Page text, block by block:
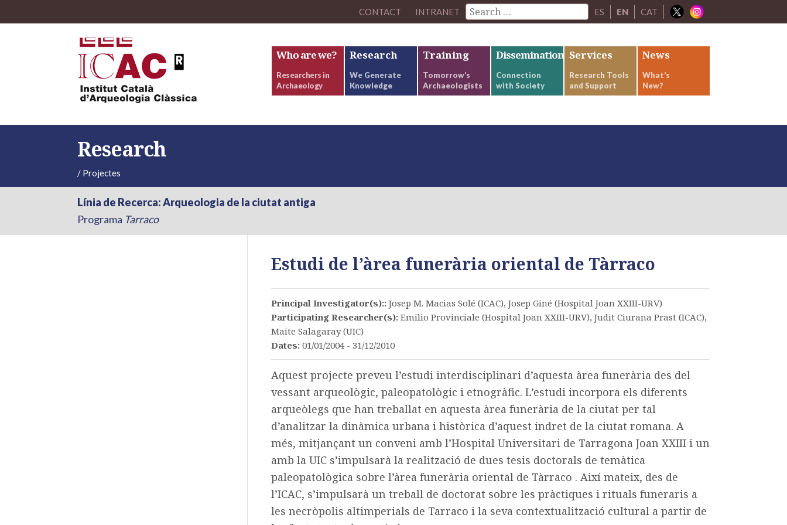
CONTACT INTRANET ES EN CAT
Who are we?
Researchers in
Archaeology
Research
We Generate
Knowledge
Training
Tomorrow’s
Archaeologists
Dissemination
Connection
with Society
Services
Research Tools
and Support
News
What’s
New?
Research
/ Projectes
Línia de Recerca: Arqueologia de la ciutat antiga
Programa Tarraco
Estudi de l’àrea funerària oriental de Tàrraco
Principal Investigator(s):: Josep M. Macias Solé (ICAC), Josep Giné (Hospital Joan XXIII-URV)
Participating Researcher(s): Emilio Provinciale (Hospital Joan XXIII-URV), Judit Ciurana Prast (ICAC),
Maite Salagaray (UIC)
Dates: 01/01/2004 - 31/12/2010
Aquest projecte preveu l’estudi interdisciplinari d’aquesta àrea funerària des del
vessant arqueològic, paleopatològic i etnogràfic. L’estudi incorpora els diferents
arqueòlegs que han treballat en aquesta àrea funerària de la ciutat per tal
d’analitzar la dinàmica urbana i històrica d’aquest indret de la ciutat romana. A
més, mitjançant un conveni amb l’Hospital Universitari de Tarragona Joan XXIII i un
amb la UIC s’impulsarà la realització de dues tesis doctorals de temàtica
paleopatològica sobre l’àrea funerària oriental de Tàrraco . Així mateix, des de
l’ICAC, s’impulsarà un treball de doctorat sobre les pràctiques i rituals funeraris a
les necròpolis altimperials de Tarraco i la seva contextualització cultural a partir de